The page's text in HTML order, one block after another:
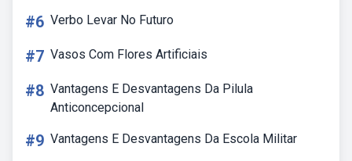
#6 Verbo Levar No Futuro
#7 Vasos Com Flores Artificiais
#8 Vantagens E Desvantagens Da Pilula
Anticoncepcional
#9 Vantagens E Desvantagens Da Escola Militar